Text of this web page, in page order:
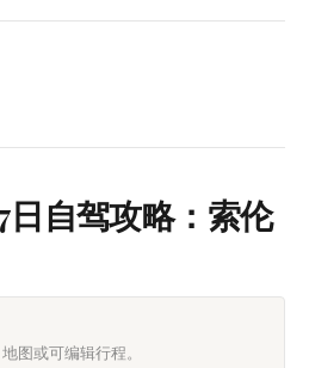
自驾攻略：索伦
图或可编辑行程。